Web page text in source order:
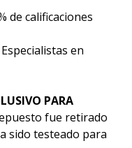
de calificaciones
en
PARA
fue retirado
sido testeado para